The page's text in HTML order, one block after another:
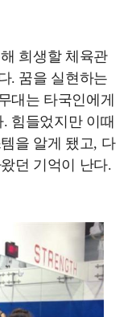
희생할 체육관
. 꿈을 실현하는
대는 타국인에게
힘들었지만 이때
을 알게 됐고, 다
던 기억이 난다.